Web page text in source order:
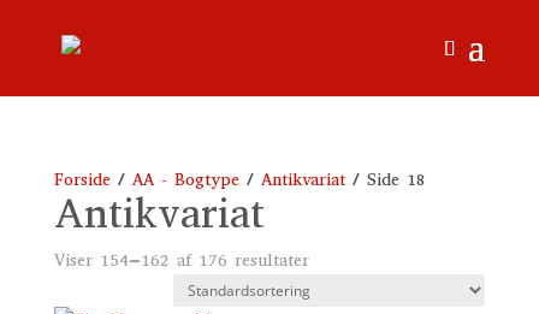
Forside/ AA - Bogtype/ Antikvariat/ Side 18
Antikvariat
Viser 154–162 af 176 resultater